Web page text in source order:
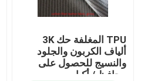
TPU المغلفة حك 3K
ألياف الكربون والجلود
والنسيج للحصول على
محافظ / أكياس